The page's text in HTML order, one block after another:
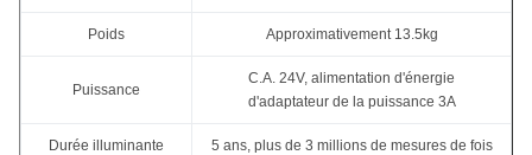
Poids Approximativement 13.5kg
Puissance
C.A. 24V, alimentation d'énergie
d'adaptateur de la puissance 3A
Durée illuminante 5 ans, plus de 3 millions de mesures de fois